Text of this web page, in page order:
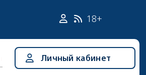
18+
Личный кабинет